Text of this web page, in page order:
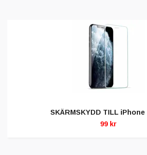
SKÄRMSKYDD TILL iPhone
99 kr